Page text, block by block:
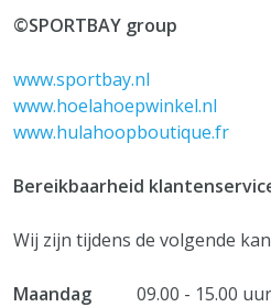
©SPORTBAY group
www.sportbay.nl
www.hoelahoepwinkel.nl
www.hulahoopboutique.fr
Bereikbaarheid
Wij zijn tijdens de volgende
Maandag
09.00 - 15.00 uur